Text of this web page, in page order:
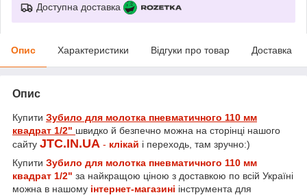
Доступна доставка
Опис Характеристики Відгуки про товар Доставка
Опис
Купити Зубило для молотка пневматичного 110 мм
квадрат 1/2" швидко й безпечно можна на сторінці нашого
сайту JTC.IN.UA - клікай і переходь, там зручно:)
Купити Зубило для молотка пневматичного 110 мм
квадрат 1/2" за найкращою ціною з доставкою по всій Україні
можна в нашому інтернет-магазині інструмента для